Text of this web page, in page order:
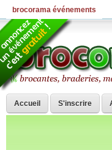
Accueil S'inscrire
brocorama événements